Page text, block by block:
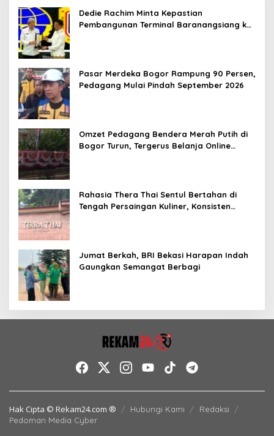
Dedie Rachim Minta Kepastian
Pembangunan Terminal Baranangsiang ke
Pasar Merdeka Bogor Rampung 90 Persen,
Pedagang Mulai Pindah September 2026
Omzet Pedagang Bendera Merah Putih di
Bogor Turun, Tergerus Belanja Online
Rahasia Thera Thai Sentul Bertahan di
Tengah Persaingan Kuliner, Konsisten
Jumat Berkah, BRI Bekasi Harapan Indah
Gaungkan Semangat Berbagi
Hak Cipta © Rekam24.com ® Hubungi Kami
Redaksi
Pedoman Media Cyber